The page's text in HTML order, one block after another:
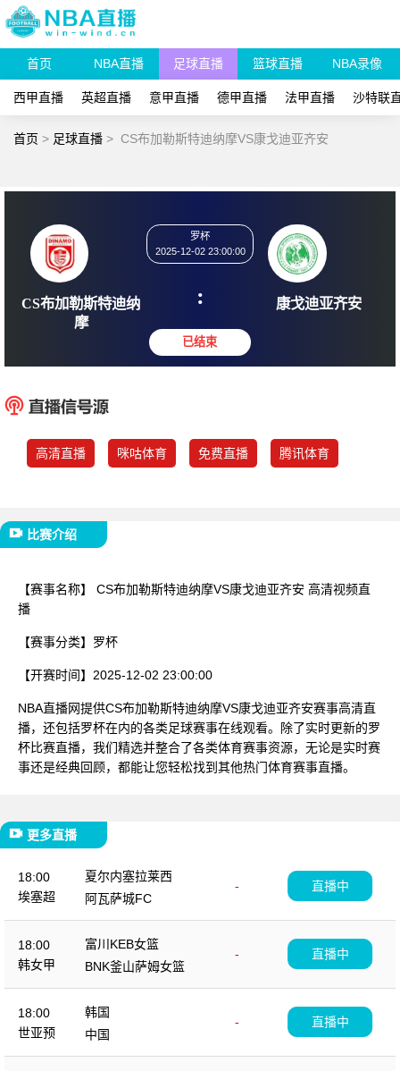
首页 NBA直播 足球直播 篮球直播 NBA录像
西甲直播 英超直播 意甲直播 德甲直播 法甲直播 沙特联
首页 > 足球直播 > CS布加勒斯特迪纳摩VS康戈迪亚齐安
CS布加勒斯特迪纳
2025-12-02 23:00:00
: 康戈迪
高清直播 咪咕体育 免费直播 腾讯体育
比赛介绍
【赛事名称】
CS布加勒斯特迪纳摩VS康戈迪亚齐安 高清视频直
播
【赛事分类】 罗杯
【开赛时间】 2025-12-02 23:00:00
NBA直播网提供CS布加勒斯特迪纳摩VS康戈迪亚齐安赛事高清直
播，还包括罗杯在内的各类足球赛事在线观看。除了实时更新的罗
杯比赛直播，我们精选并整合了各类体育赛事资源，无论是实时赛
事还是经典回顾，都能让您轻松找到其他热门体育赛事直播。
更多直播
18:00
埃塞超
夏尔内塞拉莱西
-
阿瓦萨城FC
直播中
18:00
韩女甲
富川KEB女篮
-
BNK釜山萨姆女篮
直播中
18:00
世亚预
韩国
-
中国
直播中